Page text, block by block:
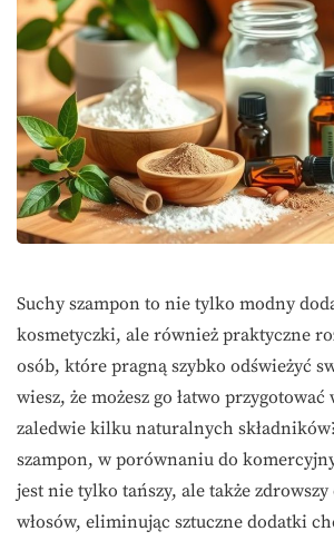
Suchy szampon to nie tylko modny
kosmetyczki, ale również praktyczne
osób, które pragną szybko odświeżyć
wiesz, że możesz go łatwo
zaledwie kilku naturalnych
szampon, w porównaniu do
jest nie tylko tańszy, ale także
włosów, eliminując sztuczne dodatki